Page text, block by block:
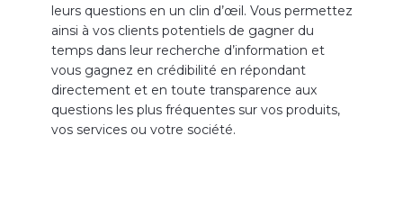
leurs questions en un clin d’œil. Vous permettez
ainsi à vos clients potentiels de gagner du
temps dans leur recherche d’information et
vous gagnez en crédibilité en répondant
directement et en toute transparence aux
questions les plus fréquentes sur vos produits,
vos services ou votre société.